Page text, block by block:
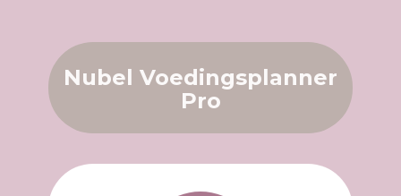
Nubel Voedingsplanner
Pro